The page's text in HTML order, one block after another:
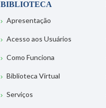
BIBLIOTECA
Apresentação
Acesso aos Usuários
Como Funciona
Biblioteca Virtual
Serviços